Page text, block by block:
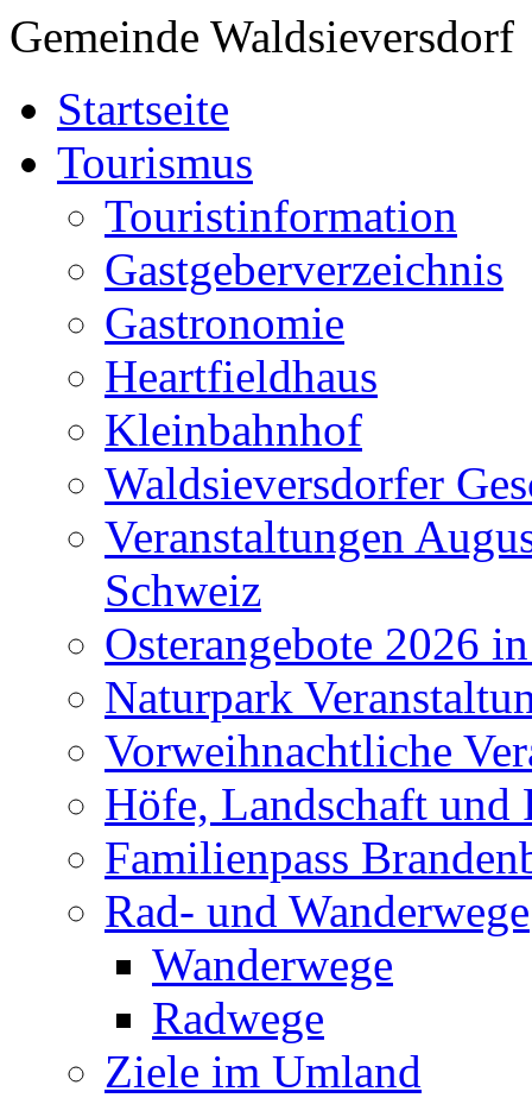
Gemeinde Waldsieversdorf
Startseite
Tourismus
Touristinformation
Gastgeberverzeichnis
Gastronomie
Heartfieldhaus
Kleinbahnhof
Waldsieversdorfer
Veranstaltungen
Schweiz
Osterangebote 2026
Naturpark
Vorweihnachtliche
Höfe, Landschaft und
Familienpass
Rad- und Wanderwege
Wanderwege
Radwege
Ziele im Umland